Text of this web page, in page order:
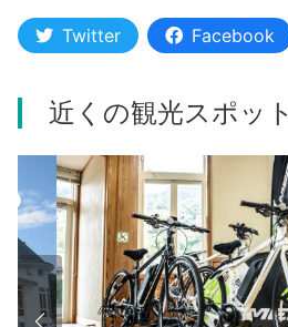
Twitter Facebook
近くの観光スポット